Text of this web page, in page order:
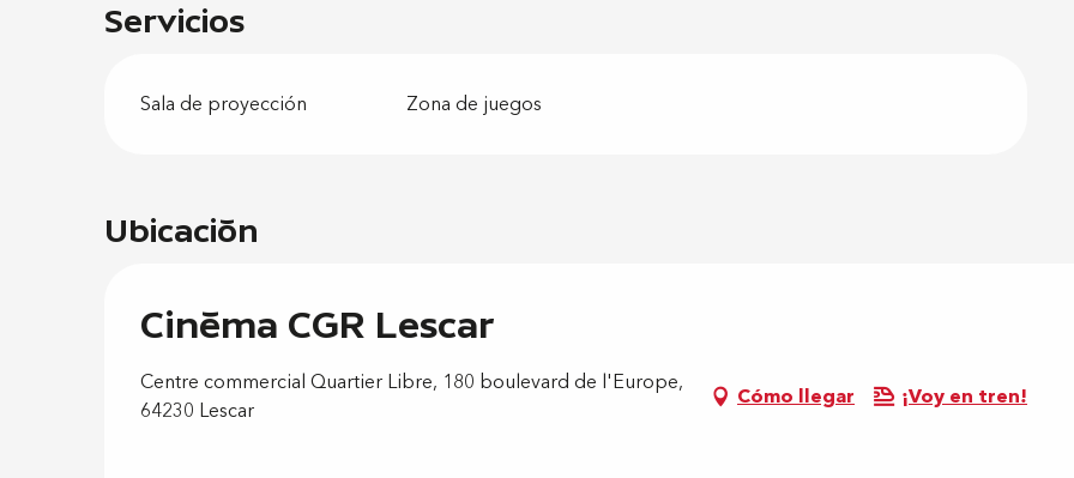
Servicios
Sala de proyección Zona de juegos
Ubicación
Cinéma CGR Lescar
Centre commercial Quartier Libre, 180 boulevard de l'Europe,
64230 Lescar
Cómo llegar ¡Voy en tren!